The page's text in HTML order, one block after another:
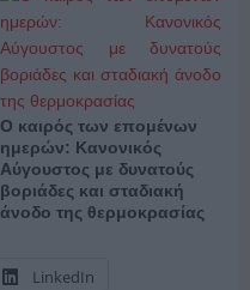
Ο καιρός των επομένων
ημερών: Κανονικός
Αύγουστος με δυνατούς
βοριάδες και σταδιακή
άνοδο της θερμοκρασίας
LinkedIn